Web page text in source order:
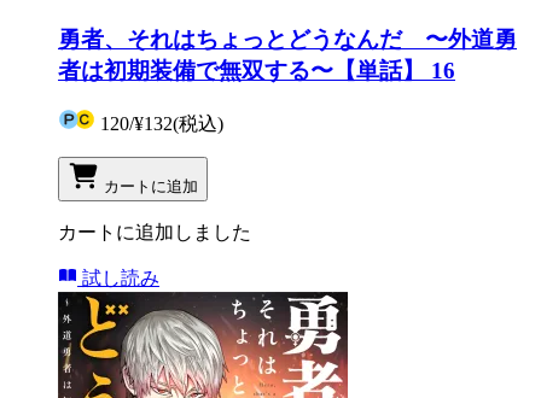
勇者、それはちょっとどうなんだ 〜外道勇
者は初期装備で無双する〜【単話】 16
120/¥132(税込)
カートに追加
カートに追加しました
試し読み